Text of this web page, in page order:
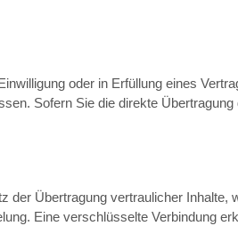
oder in Erfüllung eines
Sofern Sie die direkte
Übertragung vertraulicher Inhalte,
Eine verschlüsselte Verbindung